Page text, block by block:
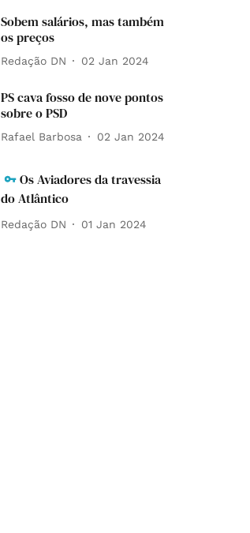
Sobem salários, mas também
os preços
Redação DN 02 Jan 2024
PS cava fosso de nove pontos
sobre o PSD
Rafael Barbosa 02 Jan 2024
Os Aviadores da travessia
do Atlântico
Redação DN 01 Jan 2024